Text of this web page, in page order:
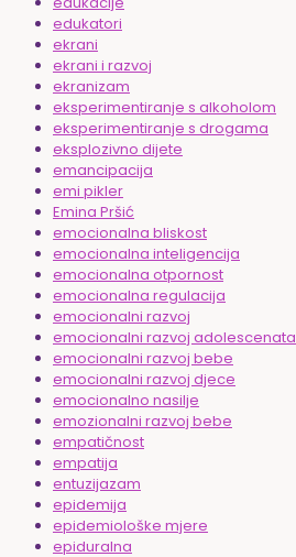
edukatori
ekrani
ekrani i razvoj
ekranizam
eksperimentiranje s alkoholom
eksperimentiranje s drogama
eksplozivno dijete
emancipacija
emi pikler
Emina Pršić
emocionalna bliskost
emocionalna inteligencija
emocionalna otpornost
emocionalna regulacija
emocionalni razvoj
emocionalni razvoj adolescenata
emocionalni razvoj bebe
emocionalni razvoj djece
emocionalno nasilje
emozionalni razvoj bebe
empatičnost
empatija
entuzijazam
epidemija
epidemiološke mjere
epiduralna